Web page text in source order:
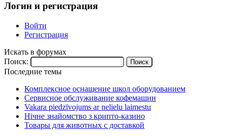
Логин и регистрация
Войти
Регистрация
Искать в форумах
Поиск:
Последние темы
Комплексное оснащение школ оборудованием
Сервисное обслуживание кофемашин
Vakara piedzīvojums ar nelielu laimestu
Нічне знайомство з крипто-казино
Товары для животных с доставкой